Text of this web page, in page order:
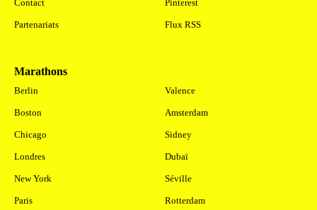
Contact
Partenariats
Pinterest
Flux RSS
Marathons
Berlin
Boston
Chicago
Londres
New York
Paris
Valence
Amsterdam
Sidney
Dubaï
Séville
Rotterdam